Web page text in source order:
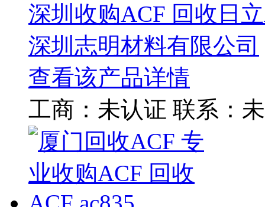
深圳收购ACF 回收日
深圳志明材料有限公司
查看该产品详情
工商： 未认证 联系：